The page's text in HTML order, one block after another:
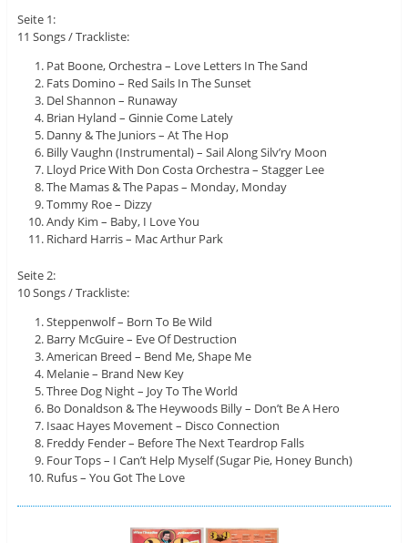
Seite 1:
11 Songs / Trackliste:
Pat Boone, Orchestra – Love Letters In The Sand
Fats Domino – Red Sails In The Sunset
Del Shannon – Runaway
Brian Hyland – Ginnie Come Lately
Danny & The Juniors – At The Hop
Billy Vaughn (Instrumental) – Sail Along Silv’ry Moon
Lloyd Price With Don Costa Orchestra – Stagger Lee
The Mamas & The Papas – Monday, Monday
Tommy Roe – Dizzy
Andy Kim – Baby, I Love You
Richard Harris – Mac Arthur Park
Seite 2:
10 Songs / Trackliste:
Steppenwolf – Born To Be Wild
Barry McGuire – Eve Of Destruction
American Breed – Bend Me, Shape Me
Melanie – Brand New Key
Three Dog Night – Joy To The World
Bo Donaldson & The Heywoods Billy – Don’t Be A Hero
Isaac Hayes Movement – Disco Connection
Freddy Fender – Before The Next Teardrop Falls
Four Tops – I Can’t Help Myself (Sugar Pie, Honey Bunch)
Rufus – You Got The Love